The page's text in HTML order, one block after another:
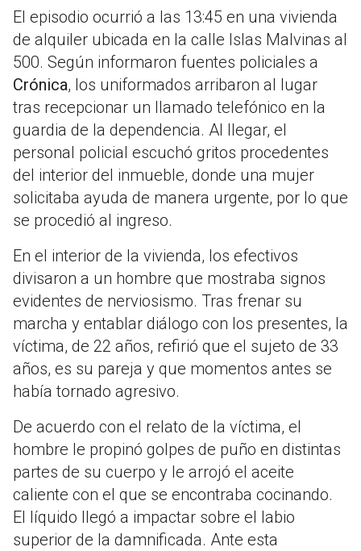
El episodio ocurrió a las 13:45 en una vivienda
de alquiler ubicada en la calle Islas Malvinas al
500. Según informaron fuentes policiales a
Crónica, los uniformados arribaron al lugar
tras recepcionar un llamado telefónico en la
guardia de la dependencia. Al llegar, el
personal policial escuchó gritos procedentes
del interior del inmueble, donde una mujer
solicitaba ayuda de manera urgente, por lo que
se procedió al ingreso.
En el interior de la vivienda, los efectivos
divisaron a un hombre que mostraba signos
evidentes de nerviosismo. Tras frenar su
marcha y entablar diálogo con los presentes, la
víctima, de 22 años, refirió que el sujeto de 33
años, es su pareja y que momentos antes se
había tornado agresivo.
De acuerdo con el relato de la víctima, el
hombre le propinó golpes de puño en distintas
partes de su cuerpo y le arrojó el aceite
caliente con el que se encontraba cocinando.
El líquido llegó a impactar sobre el labio
superior de la damnificada. Ante esta